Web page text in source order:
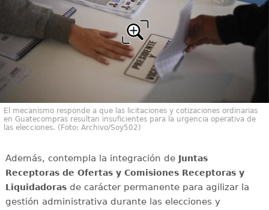
El mecanismo responde a que las licitaciones y cotizaciones ordinarias
en Guatecompras resultan insuficientes para la urgencia operativa de
las elecciones. (Foto: Archivo/Soy502)
Además, contempla la integración de Juntas
Receptoras de Ofertas y Comisiones Receptoras y
Liquidadorasde carácter permanente para agilizar la
gestión administrativa durante las elecciones y